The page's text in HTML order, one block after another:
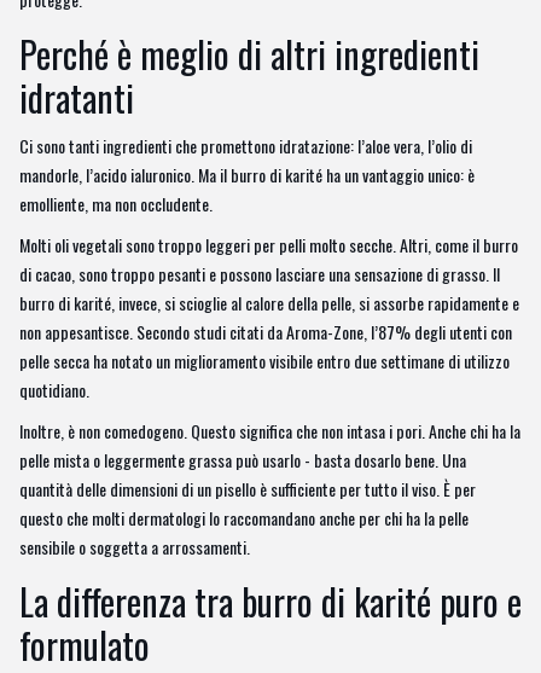
Perché è meglio di altri ingredienti
idratanti
Ci sono tanti ingredienti che promettono idratazione: l’aloe vera, l’olio di
mandorle, l’acido ialuronico. Ma il burro di karité ha un vantaggio unico: è
emolliente, ma non occludente.
Molti oli vegetali sono troppo leggeri per pelli molto secche. Altri, come il burro
di cacao, sono troppo pesanti e possono lasciare una sensazione di grasso. Il
burro di karité, invece, si scioglie al calore della pelle, si assorbe rapidamente e
non appesantisce. Secondo studi citati da Aroma-Zone, l’87% degli utenti con
pelle secca ha notato un miglioramento visibile entro due settimane di utilizzo
quotidiano.
Inoltre, è non comedogeno. Questo significa che non intasa i pori. Anche chi ha la
pelle mista o leggermente grassa può usarlo - basta dosarlo bene. Una
quantità delle dimensioni di un pisello è sufficiente per tutto il viso. È per
questo che molti dermatologi lo raccomandano anche per chi ha la pelle
sensibile o soggetta a arrossamenti.
La differenza tra burro di karité puro e
formulato